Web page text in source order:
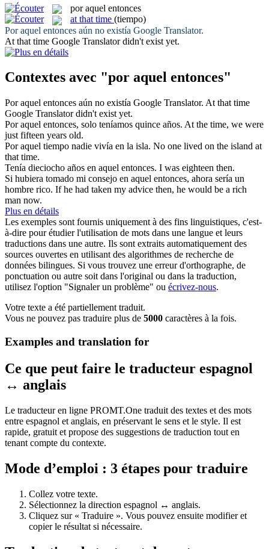
por aquel entonces
at that time (tiempo)
Por aquel entonces aún no existía Google Translator.
At that time Google Translator didn't exist yet.
Contextes avec "por aquel entonces"
Por aquel entonces aún no existía Google Translator. At that time
Google Translator didn't exist yet.
Por aquel entonces, solo teníamos quince años. At the time, we were
just fifteen years old.
Por aquel tiempo nadie vivía en la isla. No one lived on the island at
that time.
Tenía dieciocho años en aquel entonces. I was eighteen then.
Si hubiera tomado mi consejo en aquel entonces, ahora sería un
hombre rico. If he had taken my advice then, he would be a rich
man now.
Plus en détails
Les exemples sont fournis uniquement à des fins linguistiques, c'est-
à-dire pour étudier l'utilisation de mots dans une langue et leurs
traductions dans une autre. Ils sont extraits automatiquement des
sources ouvertes en utilisant des algorithmes de recherche de
données bilingues. Si vous trouvez une erreur d'orthographe, de
ponctuation ou autre soit dans l'original ou dans la traduction,
utilisez l'option "Signaler un problème" ou écrivez-nous.
Votre texte a été partiellement traduit.
Vous ne pouvez pas traduire plus de 5000 caractères à la fois.
Examples and translation for
Ce que peut faire le traducteur espagnol
↔ anglais
Le traducteur en ligne PROMT.One traduit des textes et des mots
entre espagnol et anglais, en préservant le sens et le style. Il est
rapide, gratuit et propose des suggestions de traduction tout en
tenant compte du contexte.
Mode d’emploi : 3 étapes pour traduire
Collez votre texte.
Sélectionnez la direction espagnol ↔ anglais.
Cliquez sur « Traduire ». Vous pouvez ensuite modifier et
copier le résultat si nécessaire.